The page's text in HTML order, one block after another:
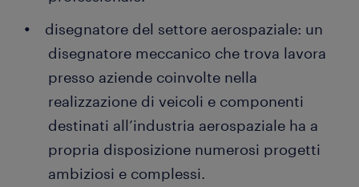
disegnatore del settore aerospaziale: un
disegnatore meccanico che trova lavora
presso aziende coinvolte nella
realizzazione di veicoli e componenti
destinati all’industria aerospaziale ha a
propria disposizione numerosi progetti
ambiziosi e complessi.